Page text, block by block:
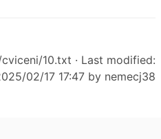
10.txt · Last modified:
02/17 17:47 by nemecj38